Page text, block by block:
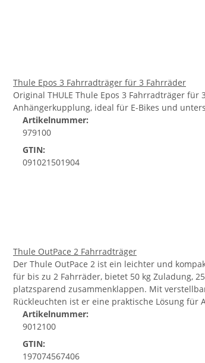
Thule Epos 3 Fahrradträger für 3 Fahrräder
Original THULE Thule Epos 3 Fahrradträger
Anhängerkupplung, ideal für E-Bikes und
Artikelnummer:
979100
GTIN:
091021501904
Thule OutPace 2 Fahrradträger
Der Thule OutPace 2 ist ein leichter und
für bis zu 2 Fahrräder, bietet 50 kg Zuladung,
platzsparend zusammenklappen. Mit
Rückleuchten ist er eine praktische Lösung für
Artikelnummer:
9012100
GTIN:
197074567406